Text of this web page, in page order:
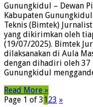
Gunungkidul – Dewan
Kabupaten
Teknis (Bimtek)
yang dikirimkan oleh
(19/07/2025). Bimtek
dilaksanakan di Aula
dengan dihadiri oleh 37
Gunungkidul
Read More »
Page 1 of 3123 »